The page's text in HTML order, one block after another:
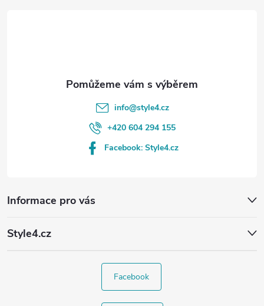
Informace pro vás
Style4.cz
info@style4.cz
+420 604 294 155
Facebook: Style4.cz
Facebook